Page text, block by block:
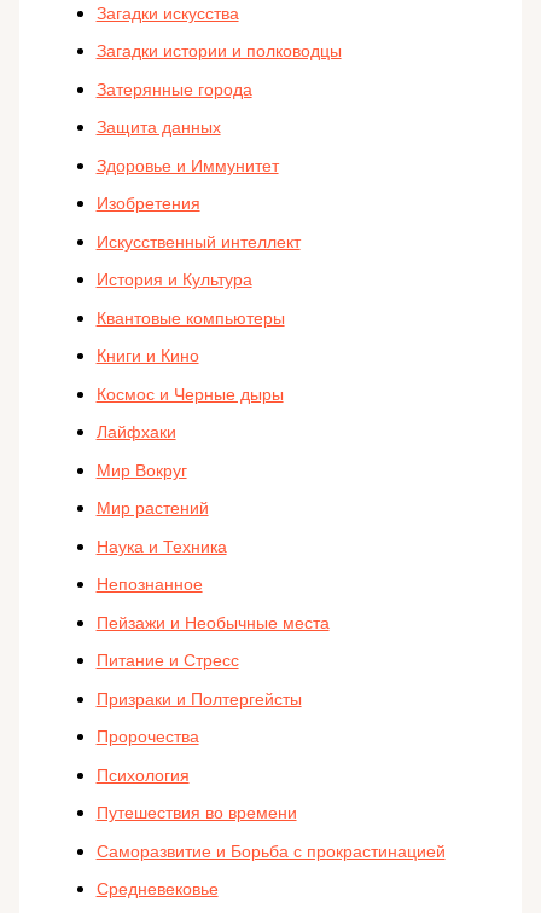
Загадки искусства
Загадки истории и полководцы
Затерянные города
Защита данных
Здоровье и Иммунитет
Изобретения
Искусственный интеллект
История и Культура
Квантовые компьютеры
Книги и Кино
Космос и Черные дыры
Лайфхаки
Мир Вокруг
Мир растений
Наука и Техника
Непознанное
Пейзажи и Необычные места
Питание и Стресс
Призраки и Полтергейсты
Пророчества
Психология
Путешествия во времени
Саморазвитие и Борьба с прокрастинацией
Средневековье